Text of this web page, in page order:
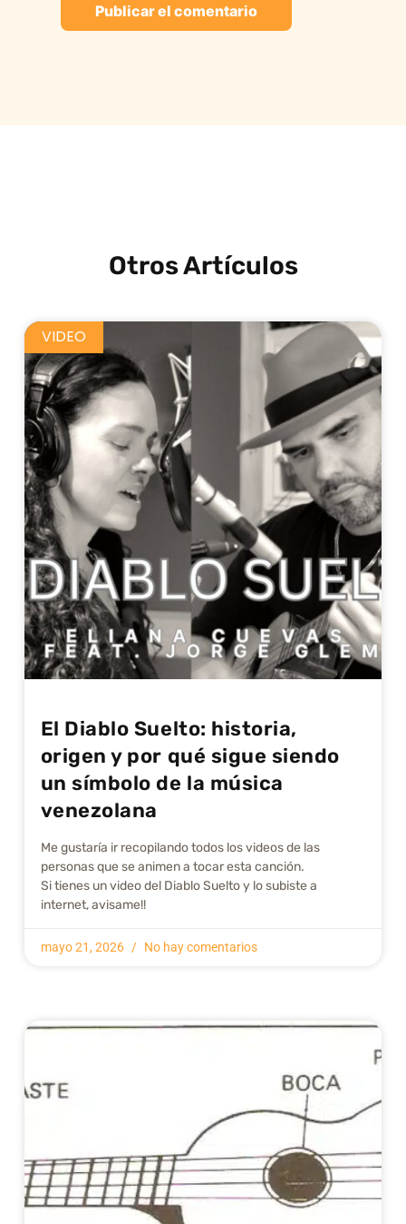
Otros Artículos
VIDEO
El Diablo Suelto: historia,
origen y por qué sigue siendo
un símbolo de la música
venezolana
Me gustarí­a ir recopilando todos los videos de las
personas que se animen a tocar esta canción.
Si tienes un video del Diablo Suelto y lo subiste a
internet, avisame!!
mayo 21, 2026 No hay comentarios